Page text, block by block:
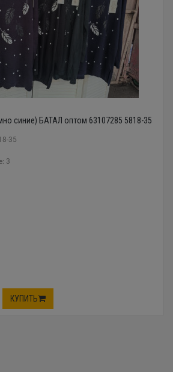
синие) БАТАЛ оптом 63107285 5818-35
35
3
КУПИТЬ